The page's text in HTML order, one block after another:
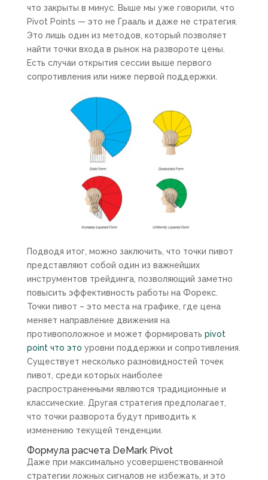
что закрыты в минус. Выше мы уже говорили, что
Pivot Points — это не Грааль и даже не стратегия.
Это лишь один из методов, который позволяет
найти точки входа в рынок на развороте цены.
Есть случаи открытия сессии выше первого
сопротивления или ниже первой поддержки.
Подводя итог, можно заключить, что точки пивот
представляют собой один из важнейших
инструментов трейдинга, позволяющий заметно
повысить эффективность работы на Форекс.
Точки пивот – это места на графике, где цена
меняет направление движения на
противоположное и может формировать pivot
point что это уровни поддержки и сопротивления.
Существует несколько разновидностей точек
пивот, среди которых наиболее
распространенными являются традиционные и
классические. Другая стратегия предполагает,
что точки разворота будут приводить к
изменению текущей тенденции.
Формула расчета DeMark Pivot
Даже при максимально усовершенствованной
стратегии ложных сигналов не избежать, и это